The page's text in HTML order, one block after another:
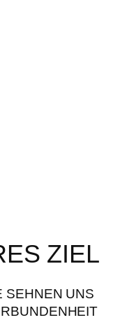
ZIEL
SEHNEN UNS